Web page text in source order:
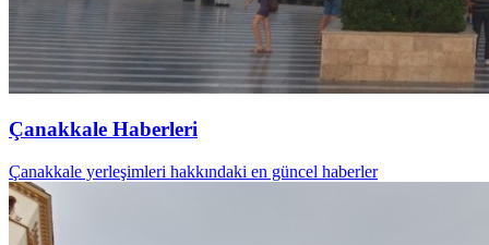
Çanakkale Haberleri
Çanakkale yerleşimleri hakkındaki en güncel haberler